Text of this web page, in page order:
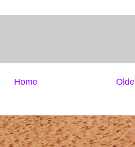
Home